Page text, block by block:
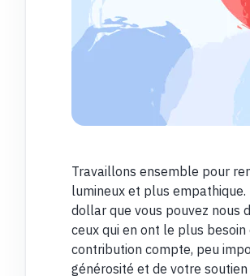
Travaillons ensemble pour
lumineux et plus
dollar que vous pouvez nous
ceux qui en ont le plus
contribution compte, peu
générosité et de votre